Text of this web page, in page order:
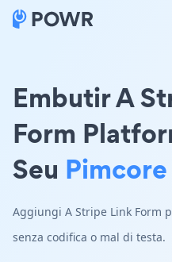
Embutir A
Form
Seu Pimcore
Aggiungi A Stripe Link Form
senza codifica o mal di testa.